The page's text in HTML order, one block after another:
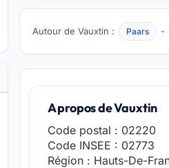
Autour de Vauxtin : Paars -
A propos de Vauxtin
Code postal : 02220
Code INSEE : 02773
Région : Hauts-De-